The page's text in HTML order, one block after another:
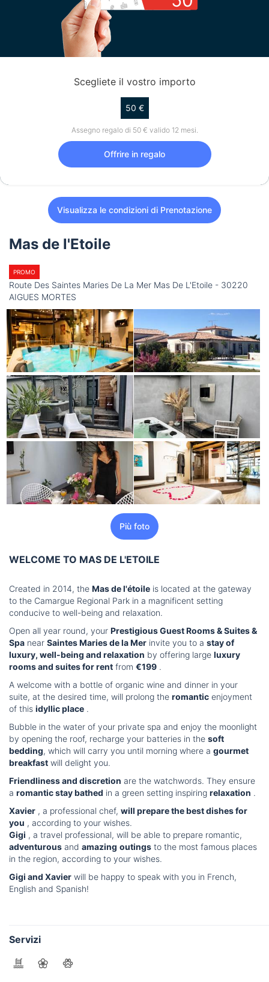
Scegliete il vostro importo
50 €
Assegno regalo di 50 € valido 12 mesi.
Offrire in regalo
Visualizza le condizioni di Prenotazione
Mas de l'Etoile
PROMO
Route Des Saintes Maries De La Mer Mas De L'Etoile - 30220
AIGUES MORTES
Più foto
WELCOME TO MAS DE L'ETOILE
Created in 2014, the Mas de l'étoile is located at the gateway
to the Camargue Regional Park in a magnificent setting
conducive to well-being and relaxation.
Open all year round, your Prestigious Guest Rooms & Suites &
Spa near Saintes Maries de la Mer invite you to a stay of
luxury, well-being and relaxation by offering large luxury
rooms and suites for rent from €199 .
A welcome with a bottle of organic wine and dinner in your
suite, at the desired time, will prolong the romantic enjoyment
of this idyllic place .
Bubble in the water of your private spa and enjoy the moonlight
by opening the roof, recharge your batteries in the soft
bedding, which will carry you until morning where a gourmet
breakfast will delight you.
Friendliness and discretion are the watchwords. They ensure
a romantic stay bathed in a green setting inspiring relaxation .
Xavier , a professional chef, will prepare the best dishes for
you , according to your wishes.
Gigi , a travel professional, will be able to prepare romantic,
adventurous and amazing outings to the most famous places
in the region, according to your wishes.
Gigi and Xavier will be happy to speak with you in French,
English and Spanish!
Servizi